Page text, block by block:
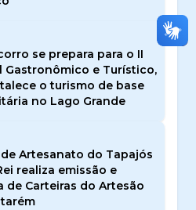
se prepara para o II
Gastronômico e Turístico,
o turismo de base
no Lago Grande
Artesanato do Tapajós
realiza emissão e
de Carteiras do Artesão